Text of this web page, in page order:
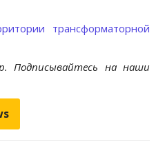
трансформаторной
Подписывайтесь на наши